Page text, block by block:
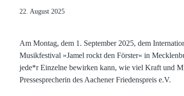
22. August 2025
Am Montag, dem 1. September 2025, dem
Musikfestival »Jamel rockt den Förster« in
jede*r Einzelne bewirken kann, wie viel Kraft und
Pressesprecherin des Aachener Friedenspreis e.V.